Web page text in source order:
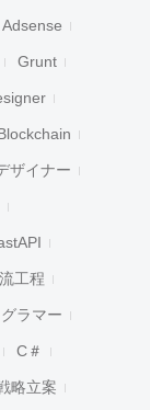
Adsense
Grunt
ザイナー
流工程
ラマー
C＃
略立案